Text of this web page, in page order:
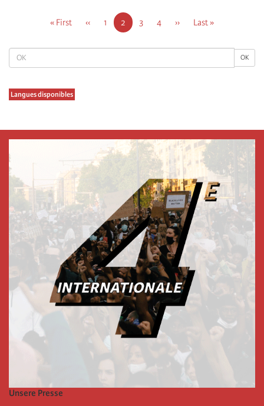
OK OK
Langues disponibles
First
« First
Previous
‹‹ Seite
1
Current
page
2 Seite
3 Seite
4
Next
››
Last
Last »
Unsere Presse